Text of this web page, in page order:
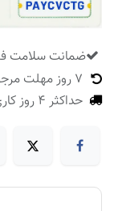
ضمانت سلامت
حداکثر 4 روز کاری